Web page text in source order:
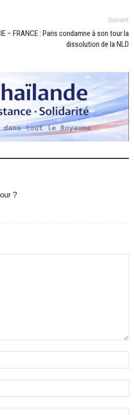
Suivant
– FRANCE : Paris condamne à son tour la
dissolution de la NLD
?